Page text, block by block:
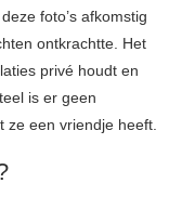
foto’s afkomstig
ontkrachtte. Het
privé houdt en
is er geen
ze een vriendje heeft.​